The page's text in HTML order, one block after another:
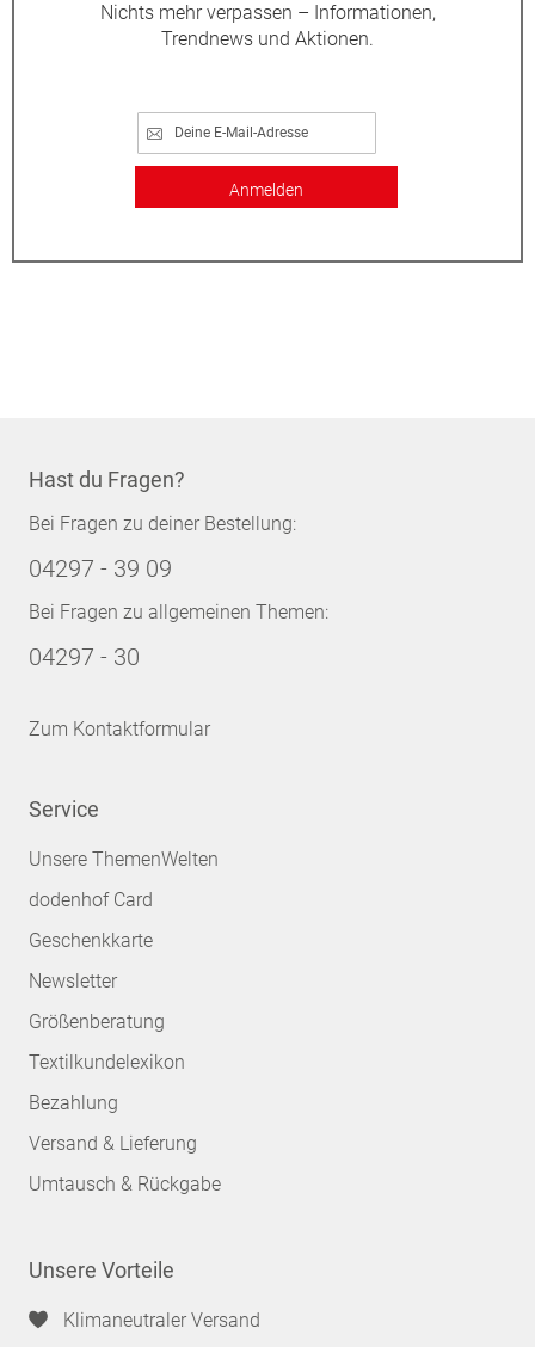
Nichts mehr verpassen – Informationen,
Trendnews und Aktionen.
Anmelden
Hast du Fragen?
Bei Fragen zu deiner Bestellung:
04297 - 39 09
Bei Fragen zu allgemeinen Themen:
04297 - 30
Zum Kontaktformular
Service
Unsere ThemenWelten
dodenhof Card
Geschenkkarte
Newsletter
Größenberatung
Textilkundelexikon
Bezahlung
Versand & Lieferung
Umtausch & Rückgabe
Unsere Vorteile
Klimaneutraler Versand